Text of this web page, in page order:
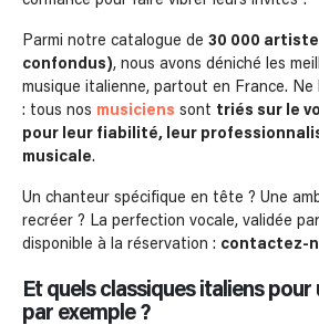
Parmi notre catalogue de 30 000
confondus), nous avons déniché les
musique italienne, partout en France. Ne
: tous nos musiciens sont triés sur le
pour leur fiabilité, leur
musicale.
Un chanteur spécifique en tête ? Une
recréer ? La perfection vocale, validée
disponible à la réservation : contactez-
Et quels classiques italiens pour
par exemple ?